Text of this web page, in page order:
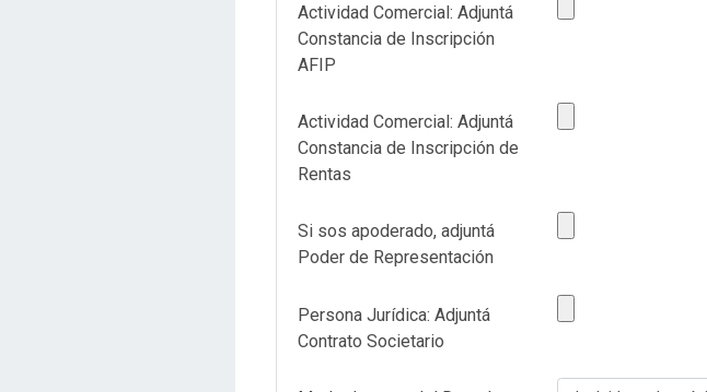
Actividad Comercial: Adjuntá
Constancia de Inscripción
AFIP
Actividad Comercial: Adjuntá
Constancia de Inscripción de
Rentas
Si sos apoderado, adjuntá
Poder de Representación
Persona Jurídica: Adjuntá
Contrato Societario